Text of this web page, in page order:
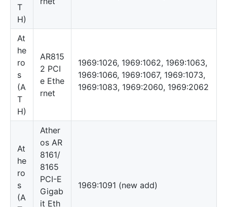
T
H)
At
he
ro
s
(A
T
H)
AR815
2 PCI
e Ethe
rnet
1969:1026, 1969:1062, 1969:1063,
1969:1066, 1969:1067, 1969:1073,
1969:1083, 1969:2060, 1969:2062
At
he
ro
s
(A
Ather
os AR
8161/
8165
PCI-E
Gigab
it Eth
1969:1091 (new add)